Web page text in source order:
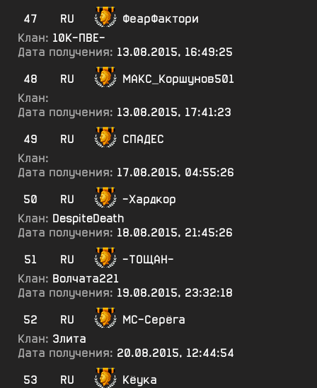
47
RU
ФеарФактори
Клан: 10К-ПВЕ-
Дата получения: 13.08.2015, 16:49:25
48
RU
МАКС_Коршунов501
Клан:
Дата получения: 13.08.2015, 17:41:23
49
RU
СПАДЕС
Клан:
Дата получения: 17.08.2015, 04:55:26
50
RU
-Хардкор
Клан: DespiteDeath
Дата получения: 18.08.2015, 21:45:26
51
RU
-ТОЩАН-
Клан: Волчата221
Дата получения: 19.08.2015, 23:32:18
52
RU
МС-Серёга
Клан: Элита
Дата получения: 20.08.2015, 12:44:54
53
RU
Кёука